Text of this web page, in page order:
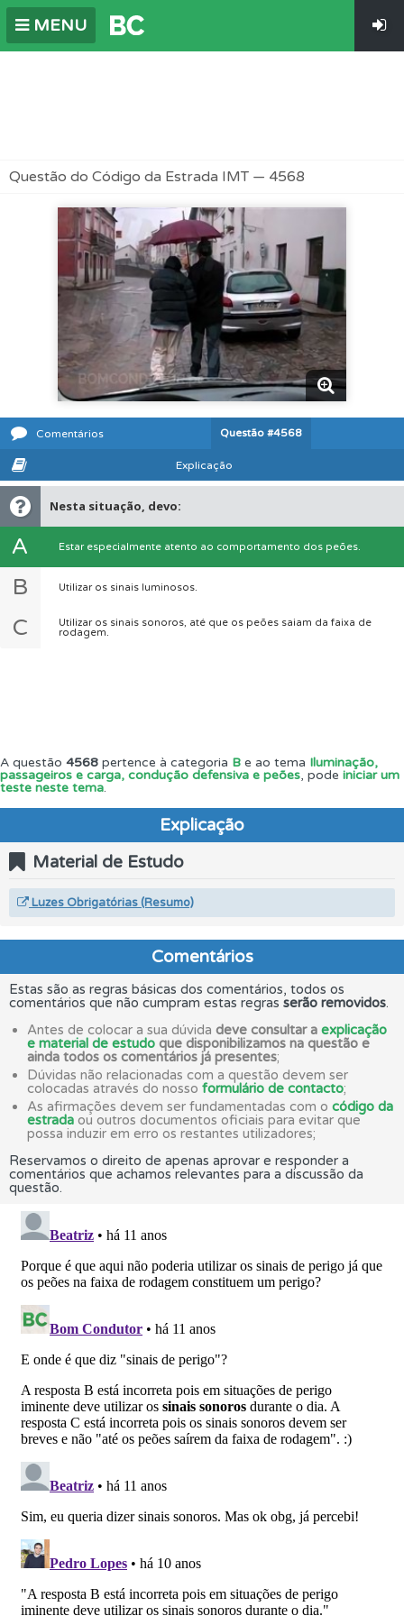
MENU
Questão do Código da Estrada IMT — 4568
Comentários Questão #4568
Explicação
Nesta situação, devo:
A Estar especialmente atento ao comportamento dos peões.
B Utilizar os sinais luminosos.
C
Utilizar os sinais sonoros, até que os peões saiam da faixa de
rodagem.
A questão 4568 pertence à categoria B e ao tema Iluminação,
passageiros e carga, condução defensiva e peões, pode iniciar um
teste neste tema.
Explicação
Material de Estudo
Luzes Obrigatórias (Resumo)
Comentários
Estas são as regras básicas dos comentários, todos os
comentários que não cumpram estas regras serão removidos.
Antes de colocar a sua dúvida deve consultar a explicação
e material de estudo que disponibilizamos na questão e
ainda todos os comentários já presentes;
Dúvidas não relacionadas com a questão devem ser
colocadas através do nosso formulário de contacto;
As afirmações devem ser fundamentadas com o código da
estrada ou outros documentos oficiais para evitar que
possa induzir em erro os restantes utilizadores;
Reservamos o direito de apenas aprovar e responder a
comentários que achamos relevantes para a discussão da
questão.